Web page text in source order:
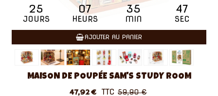
AJOUTER AU PANIER
25
JOURS
07
HEURS
35
MIN
46
SEC
MAISON DE POUPÉE SAM'S STUDY ROOM
47,92 € TTC 59,90 €